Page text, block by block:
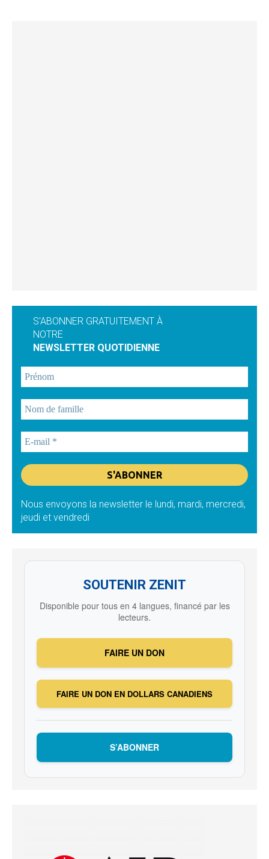
S'ABONNER GRATUITEMENT À
NOTRE
NEWSLETTER QUOTIDIENNE
Nous envoyons la newsletter le lundi, mardi, mercredi,
jeudi et vendredi
SOUTENIR ZENIT
Disponible pour tous en 4 langues, financé par les
lecteurs.
FAIRE UN DON
FAIRE UN DON EN DOLLARS CANADIENS
S’ABONNER